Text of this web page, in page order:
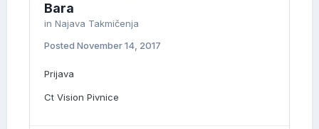
Bara
in Najava Takmičenja
Posted November 14, 2017
Prijava
Ct Vision Pivnice